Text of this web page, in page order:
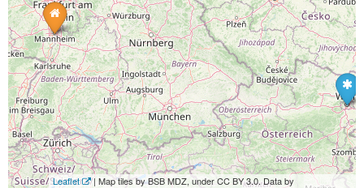
Leaflet
| Map tiles by BSB MDZ, under CC BY 3.0. Data by